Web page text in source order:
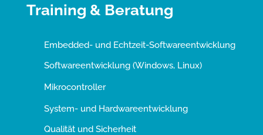
Training & Beratung
Embedded- und Echtzeit-Softwareentwicklung
Softwareentwicklung (Windows, Linux)
Mikrocontroller
System- und Hardwareentwicklung
Qualität und Sicherheit